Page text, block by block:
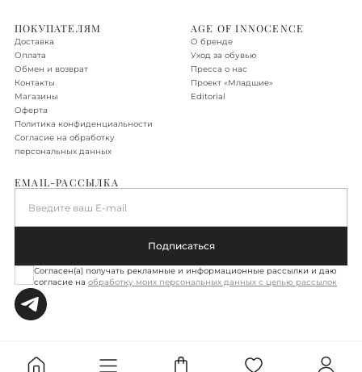
Доставка по Новой Москве, Санкт-Петербургу, Московской
области, Ленинградской области
Доставка осуществляется в течение 2-3 рабочих дней. Стоимость
доставки – 590 руб.
Подробнее об условиях доставки
ПОКУПАТЕЛЯМ
Доставка
Оплата
Обмен и возврат
Контакты
Магазины
Оферта
Политика конфиденциальности
Согласие на обработку
персональных данных
AGE OF INNOCENCE
О бренде
Уход за обувью
Пресса о нас
Проект «‎Младшие»
Editorial
EMAIL-РАССЫЛКА
Введите ваш E-mail
Подписаться
Согласен(а) получать рекламные и информационные рассылки и даю
согласие на обработку моих персональных данных с целью рассылок